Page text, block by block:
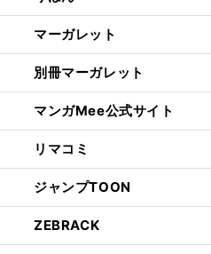
マーガレット
別冊マーガレット
マンガMee公式サイト
リマコミ
ジャンプTOON
ZEBRACK